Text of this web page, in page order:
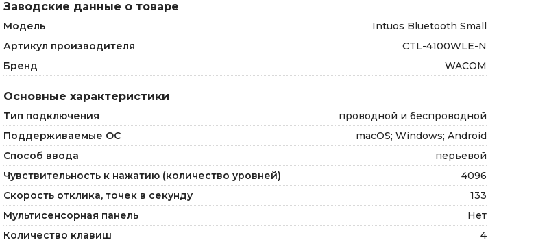
Заводские данные о товаре
Модель
Intuos Bluetooth Small
Артикул производителя
CTL-4100WLE-N
Бренд
WACOM
Основные характеристики
Тип подключения
проводной и беспроводной
Поддерживаемые ОС
macOS; Windows; Android
Способ ввода
перьевой
Чувствительность к нажатию (количество уровней)
4096
Скорость отклика, точек в секунду
133
Мультисенсорная панель
Нет
Количество клавиш
4